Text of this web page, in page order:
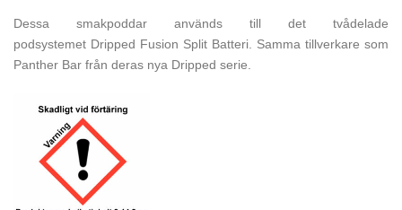
Dessa smakpoddar används till det tvådelade
podsystemet Dripped Fusion Split Batteri. Samma tillverkare som
Panther Bar från deras nya Dripped serie.